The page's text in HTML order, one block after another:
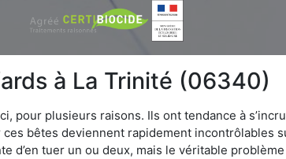
à La Trinité (06340)
pour plusieurs raisons. Ils ont tendance à
bêtes deviennent rapidement incontrôlables
d’en tuer un ou deux, mais le véritable